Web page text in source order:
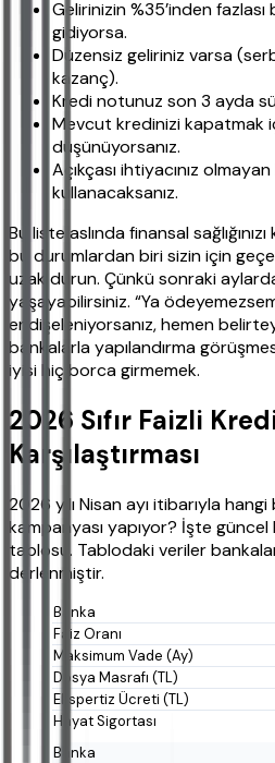
Gelirinizin %35’inden
gidiyorsa.
Düzensiz geliriniz varsa
kazanç).
Kredi notunuz son 3 ayda
Mevcut kredinizi kapatmak
düşünüyorsanız.
Açıkçası ihtiyacınız
kullanacaksanız.
Bu liste aslında finansal
bu durumlardan biri sizin için
uzak durun. Çünkü sonraki aylarda
yaşayabilirsiniz. “Ya
endişeleniyorsanız, hemen
bankalarla yapılandırma
iyisi hiç borca girmemek.
2026 Sıfır Faizli
Karşılaştırması
2026 yılı Nisan ayı itibarıyla
kampanyası yapıyor? İşte güncel
tablosu. Tablodaki veriler
derlenmiştir.